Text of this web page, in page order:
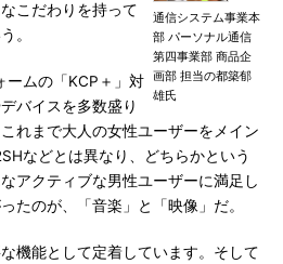
通信システム事業本
部 パーソナル通信
第四事業部 商品企
画部 担当の都築郁
雄氏
こだわりを持って
。
ムの「KCP＋」対
バイスを多数盛り
れまで大人の女性ユーザーをメイン
などとは異なり、どちらかという
アクティブな男性ユーザーに満足し
たのが、「音楽」と「映像」だ。
機能として定着しています。そして